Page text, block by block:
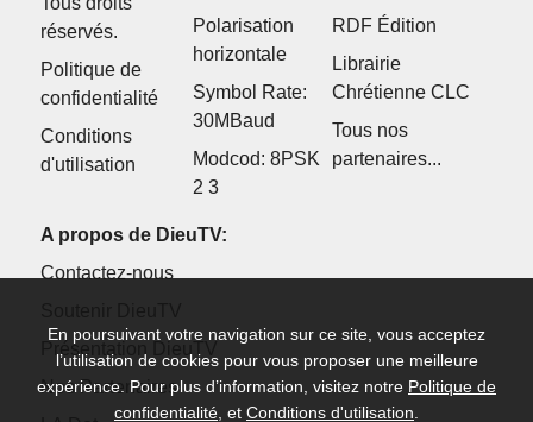
réservés.
Politique de
confidentialité
Conditions
d'utilisation
Polarisation
horizontale
Symbol Rate:
30MBaud
Modcod: 8PSK
2 3
RDF Édition
Librairie
Chrétienne CLC
Tous nos
partenaires...
A propos de DieuTV:
Contactez-nous
Présentation DieuTV
Nos Partenaires
En poursuivant votre navigation sur ce site, vous acceptez
l’utilisation de cookies pour vous proposer une meilleure
expérience. Pour plus d’information, visitez notre Politique de
confidentialité , et Conditions d'utilisation